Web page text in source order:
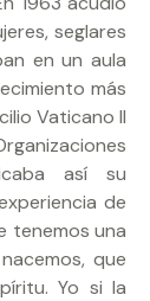
seglares
en un aula
más
Vaticano II
así su
de
tenemos una
que
Yo si la